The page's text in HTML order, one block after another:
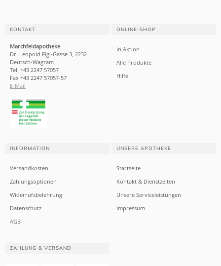
KONTAKT
Marchfeldapotheke
Dr. Leopold Figl-Gasse 3, 2232
Deutsch-Wagram
Tel. +43 2247 57057
Fax +43 2247 57057-57
E-Mail
ONLINE-SHOP
In Aktion
Alle Produkte
Hilfe
INFORMATION
Versandkosten
Zahlungsoptionen
Widerrufsbelehrung
Datenschutz
AGB
UNSERE APOTHEKE
Startseite
Kontakt & Dienstzeiten
Unsere Serviceleistungen
Impressum
ZAHLUNG & VERSAND